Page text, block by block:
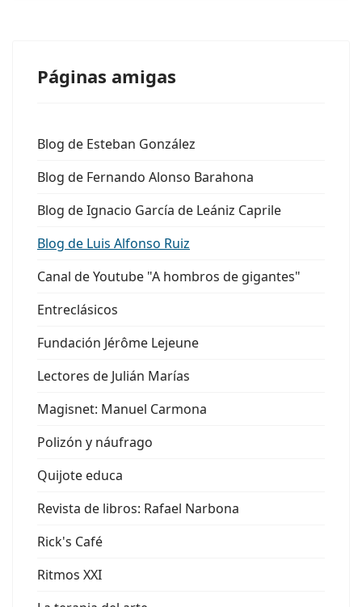
Páginas amigas
Blog de Esteban González
Blog de Fernando Alonso Barahona
Blog de Ignacio García de Leániz Caprile
Blog de Luis Alfonso Ruiz
Canal de Youtube "A hombros de gigantes"
Entreclásicos
Fundación Jérôme Lejeune
Lectores de Julián Marías
Magisnet: Manuel Carmona
Polizón y náufrago
Quijote educa
Revista de libros: Rafael Narbona
Rick's Café
Ritmos XXI